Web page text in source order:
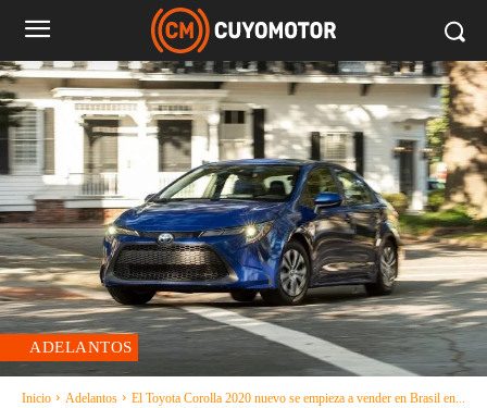
ADELANTOS
Inicio Adelantos El Toyota Corolla 2020 nuevo se empieza a vender en Brasil en...